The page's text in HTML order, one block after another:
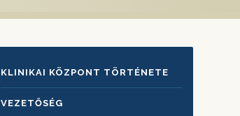
KLINIKAI
KÖZPONTRÓL
KLINIKAI KÖZPONT TÖRTÉNETE
VEZETŐSÉG